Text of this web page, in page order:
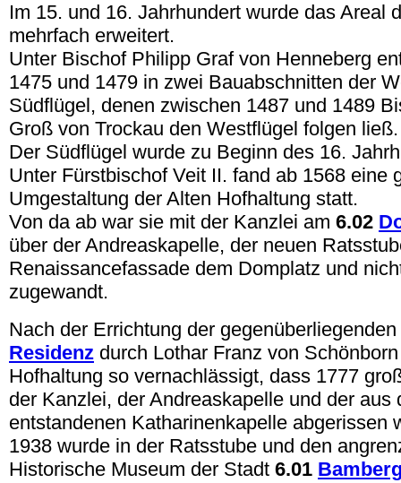
Im 15. und 16. Jahrhundert wurde das Areal
mehrfach erweitert.
Unter Bischof Philipp Graf von Henneberg
1475 und 1479 in zwei Bauabschnitten der
Südflügel, denen zwischen 1487 und 1489
Groß von Trockau den Westflügel folgen ließ.
Der Südflügel wurde zu Beginn des 16.
Unter Fürstbischof Veit II. fand ab 1568 eine
Umgestaltung der Alten Hofhaltung statt.
Von da ab war sie mit der Kanzlei am 6.02
über der Andreaskapelle, der neuen
Renaissancefassade dem Domplatz und
zugewandt.
Nach der Errichtung der gegenüberliegenden
Residenz durch Lothar Franz von
Hofhaltung so vernachlässigt, dass 1777
der Kanzlei, der Andreaskapelle und der aus
entstandenen Katharinenkapelle abgerissen
1938 wurde in der Ratsstube und den
Historische Museum der Stadt 6.01